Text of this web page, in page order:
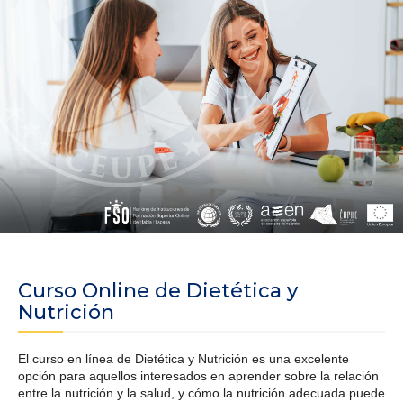
Curso Online de Dietética y
Nutrición
El curso en línea de Dietética y Nutrición es una excelente
opción para aquellos interesados en aprender sobre la relación
entre la nutrición y la salud, y cómo la nutrición adecuada puede